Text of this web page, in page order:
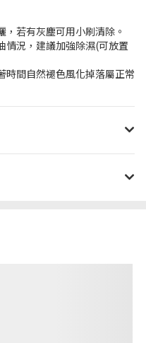
若有灰塵可用小刷清除。
情況，建議加強除濕(可放置
時間自然褪色風化掉落屬正常